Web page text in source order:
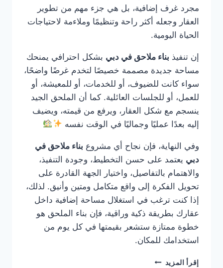
مجرد غرف إضافية، بل هي جزء مهم من تطوير
العقار وجعله أكثر راحة وتنظيمًا وملاءمة لاحتياجات
الحياة اليومية.
إن تنفيذ بناء ملاحق في دبي بشكل احترافي يمنحك
مساحة جديدة مصممة خصيصًا لتخدم غرضًا واضحًا،
سواء كانت للضيوف، أو للخدمات، أو للمعيشة، أو
للعمل، أو للجلسات العائلية. كما أن الملحق الجيد
ينسجم مع شكل العقار، ويرفع من قيمته، ويضيف
إليه بعدًا عمليًا وجماليًا في الوقت نفسه
وفي النهاية، فإن نجاح أي مشروع بناء ملاحق في
دبي يعتمد على حسن التخطيط، وجودة التنفيذ،
والاهتمام بالتفاصيل، واختيار الجهة القادرة على
تحويل الفكرة إلى واقع متكامل ومتين وأنيق. لذلك،
إذا كنت ترغب في استغلال مساحة إضافية داخل
عقارك بطريقة ذكية وراقية، فإن بناء الملحق هو
خطوة ممتازة ستشعر بقيمتها في كل يوم من
استخدامك للمكان.
إقرأ المزيد بناء